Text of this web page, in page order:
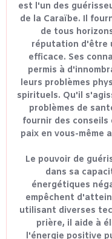
est l'un des
de la Caraïbe. Il
de tous
réputation d'être
efficace. Ses
permis à
leurs problèmes
spirituels. Qu'il
problèmes de
fournir des
paix en vous-même
Le pouvoir de
dans sa
énergétiques
empêchent
utilisant diverses
prière, il aide à
l'énergie positive